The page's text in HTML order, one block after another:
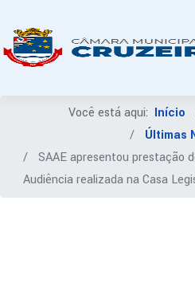
Você está aqui: Início
Últimas
SAAE apresentou prestação
Audiência realizada na Casa